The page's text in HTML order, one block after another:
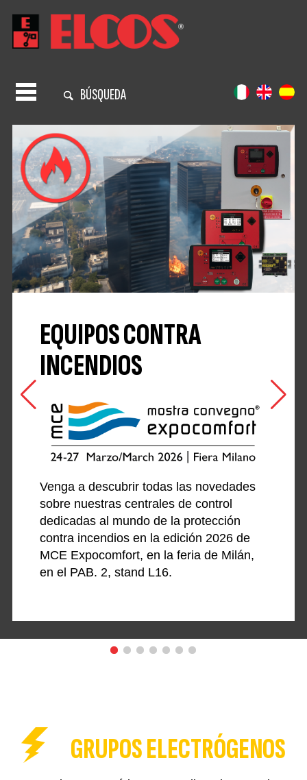
BÚSQUEDA
EQUIPOS CONTRA
INCENDIOS
Venga a descubrir todas las novedades
sobre nuestras centrales de control
dedicadas al mundo de la protección
contra incendios en la edición 2026 de
MCE Expocomfort, en la feria de Milán,
en el PAB. 2, stand L16.
GRUPOS ELECTRÓGENOS